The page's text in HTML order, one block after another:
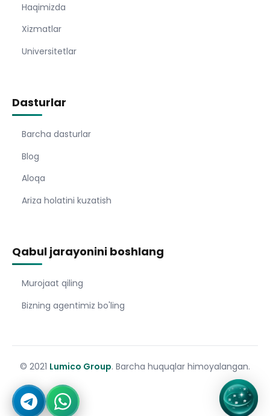
Haqimizda
Xizmatlar
Universitetlar
Dasturlar
Barcha dasturlar
Blog
Aloqa
Ariza holatini kuzatish
Qabul jarayonini boshlang
Murojaat qiling
Bizning agentimiz bo'ling
© 2021 Lumico Group. Barcha huquqlar himoyalangan.